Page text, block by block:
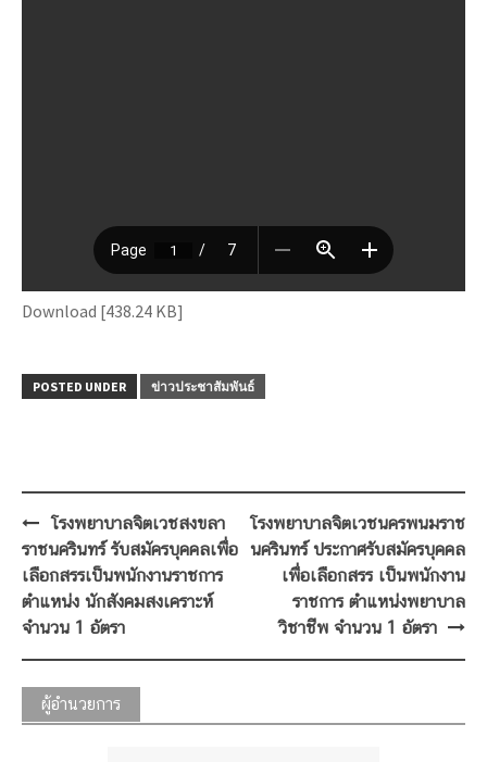
Download [438.24 KB]
POSTED UNDER ข่าวประชาสัมพันธ์
Post
navigation
โรงพยาบาลจิตเวชสงขลา
ราชนครินทร์ รับสมัครบุคคลเพื่อ
เลือกสรรเป็นพนักงานราชการ
ตำแหน่ง นักสังคมสงเคราะห์
จำนวน 1 อัตรา
โรงพยาบาลจิตเวชนครพนมราช
นครินทร์ ประกาศรับสมัครบุคคล
เพื่อเลือกสรร เป็นพนักงาน
ราชการ ตำแหน่งพยาบาล
วิชาชีพ จำนวน 1 อัตรา
ผู้อำนวยการ